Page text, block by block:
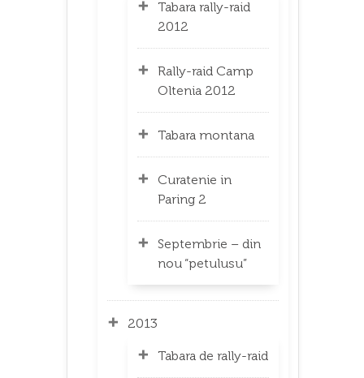
Tabara rally-raid
2012
Rally-raid Camp
Oltenia 2012
Tabara montana
Curatenie in
Paring 2
Septembrie – din
nou “petulusu”
2013
Tabara de rally-raid